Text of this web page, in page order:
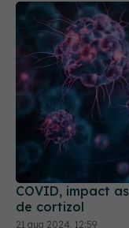
COVID, impact
de cortizol
21 aug 2024, 12:59